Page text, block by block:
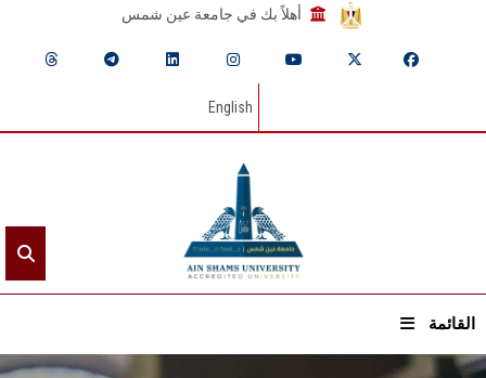
أهلاً بك في جامعة عين شمس
English
القائمة